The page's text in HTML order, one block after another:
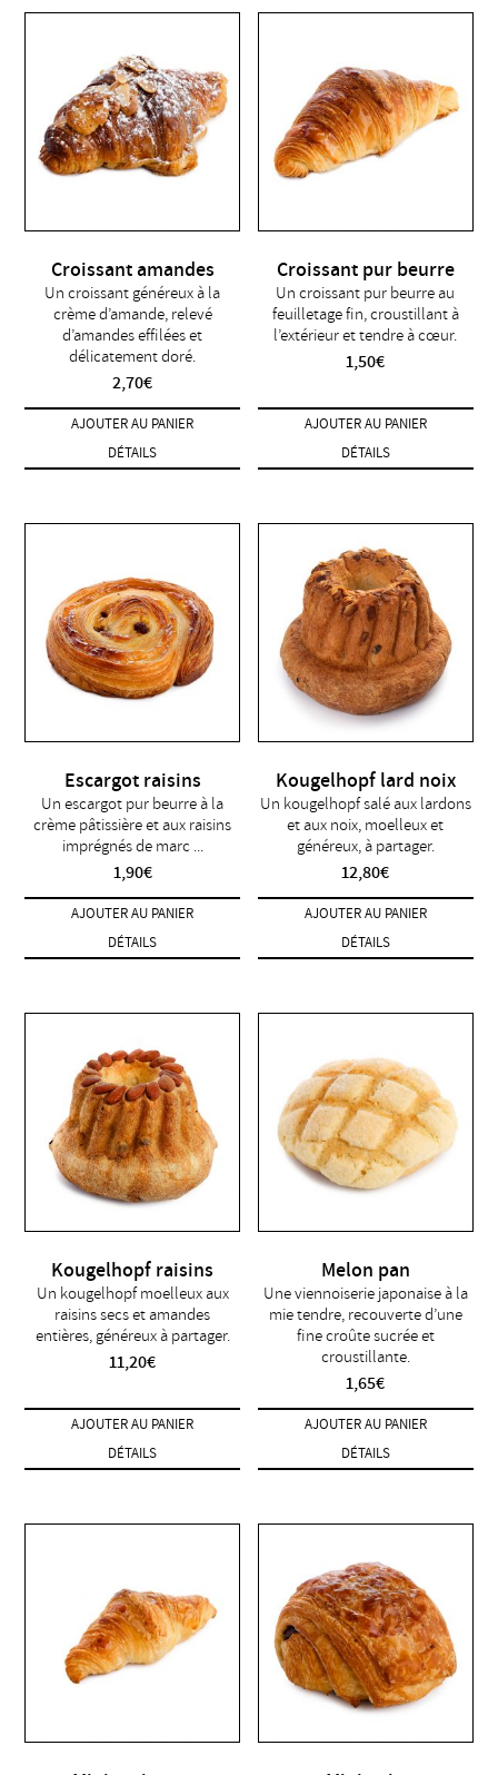
Croissant amandes
Un croissant généreux à la
crème d’amande, relevé
d’amandes effilées et
délicatement doré.
2,70€
AJOUTER AU PANIER
DÉTAILS
Croissant pur beurre
Un croissant pur beurre au
feuilletage fin, croustillant à
l’extérieur et tendre à cœur.
1,50€
AJOUTER AU PANIER
DÉTAILS
Escargot raisins
Un escargot pur beurre à la
crème pâtissière et aux raisins
imprégnés de marc ...
1,90€
AJOUTER AU PANIER
DÉTAILS
Kougelhopf lard noix
Un kougelhopf salé aux lardons
et aux noix, moelleux et
généreux, à partager.
12,80€
AJOUTER AU PANIER
DÉTAILS
Kougelhopf raisins
Un kougelhopf moelleux aux
raisins secs et amandes
entières, généreux à partager.
11,20€
AJOUTER AU PANIER
DÉTAILS
Melon pan
Une viennoiserie japonaise à la
mie tendre, recouverte d’une
fine croûte sucrée et
croustillante.
1,65€
AJOUTER AU PANIER
DÉTAILS